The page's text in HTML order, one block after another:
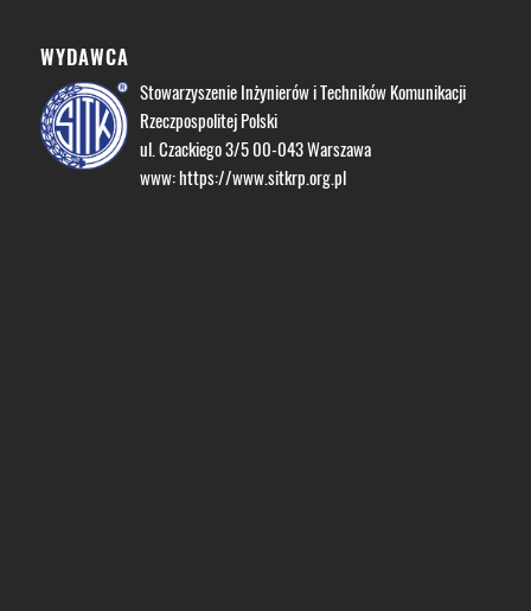
WYDAWCA
Stowarzyszenie Inżynierów i Techników Komunikacji
Rzeczpospolitej Polski
ul. Czackiego 3/5 00-043 Warszawa
www:https://www.sitkrp.org.pl